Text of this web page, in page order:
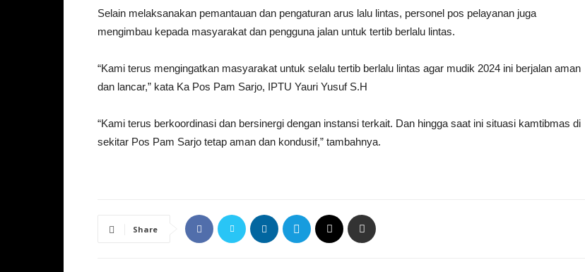
Selain melaksanakan pemantauan dan pengaturan arus lalu lintas, personel pos pelayanan juga
mengimbau kepada masyarakat dan pengguna jalan untuk tertib berlalu lintas.
“Kami terus mengingatkan masyarakat untuk selalu tertib berlalu lintas agar mudik 2024 ini berjalan aman
dan lancar,” kata Ka Pos Pam Sarjo, IPTU Yauri Yusuf S.H
“Kami terus berkoordinasi dan bersinergi dengan instansi terkait. Dan hingga saat ini situasi kamtibmas di
sekitar Pos Pam Sarjo tetap aman dan kondusif,” tambahnya.
Share